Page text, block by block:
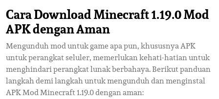
Cara Download Minecraft 1.19.0 Mod
APK dengan Aman
Mengunduh mod untuk game apa pun, khususnya APK
untuk perangkat seluler, memerlukan kehati-hatian untuk
menghindari perangkat lunak berbahaya. Berikut panduan
langkah demi langkah untuk mengunduh dan menginstal
APK Mod Minecraft 1.19.0 dengan aman: